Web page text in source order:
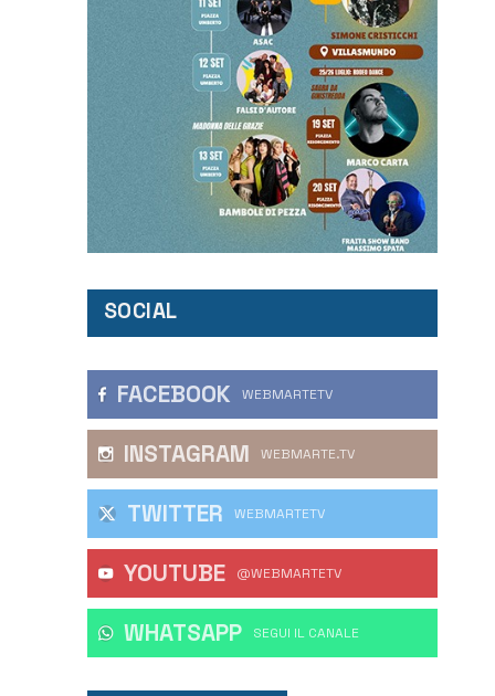
SOCIAL
FACEBOOK WEBMARTETV
INSTAGRAM WEBMARTE.TV
TWITTER WEBMARTETV
YOUTUBE @WEBMARTETV
WHATSAPP ‎SEGUI IL CANALE